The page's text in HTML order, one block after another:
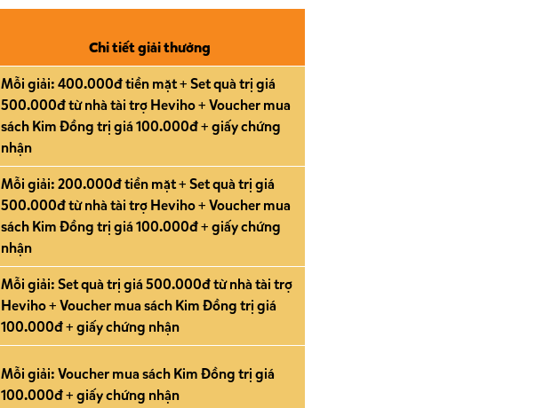
Chi tiết giải thưởng
Mỗi giải: 400.000đ tiền mặt + Set quà trị giá
500.000đ từ nhà tài trợ Heviho + Voucher mua
sách Kim Đồng trị giá 100.000đ + giấy chứng
nhận
Mỗi giải: 200.000đ tiền mặt + Set quà trị giá
500.000đ từ nhà tài trợ Heviho + Voucher mua
sách Kim Đồng trị giá 100.000đ + giấy chứng
nhận
Mỗi giải: Set quà trị giá 500.000đ từ nhà tài trợ
Heviho + Voucher mua sách Kim Đồng trị giá
100.000đ + giấy chứng nhận
Mỗi giải: Voucher mua sách Kim Đồng trị giá
100.000đ + giấy chứng nhận